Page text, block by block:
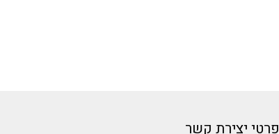
פרטי יצירת קשר